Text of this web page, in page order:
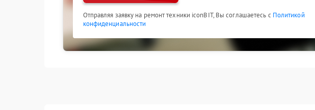
Отправляя заявку на ремонт техники iconBIT, Вы соглашаетесь с Политикой
конфиденциальности